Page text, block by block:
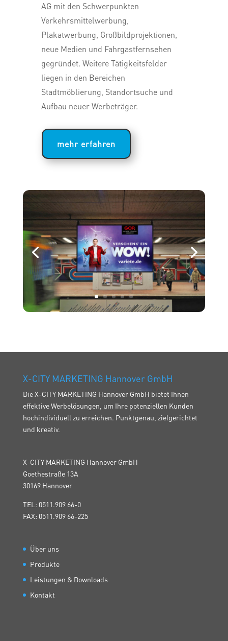
AG mit den Schwerpunkten
Verkehrsmittelwerbung,
Plakatwerbung, Großbildprojektionen,
neue Medien und Fahrgastfernsehen
gegründet. Weitere Tätigkeitsfelder
liegen in den Bereichen
Stadtmöblierung, Standortsuche und
Aufbau neuer Werbeträger.
mehr erfahren
X-CITY MARKETING Hannover GmbH
Die X-CITY MARKETING Hannover GmbH bietet Ihnen
effektive Werbelösungen, um Ihre potenziellen Kunden
hochindividuell zu erreichen. Punktgenau, zielgerichtet
und kreativ.
X-CITY MARKETING Hannover GmbH
Goethestraße 13A
30169 Hannover
TEL: 0511.909 66-0
FAX: 0511.909 66-225
Über uns
Produkte
Leistungen & Downloads
Kontakt